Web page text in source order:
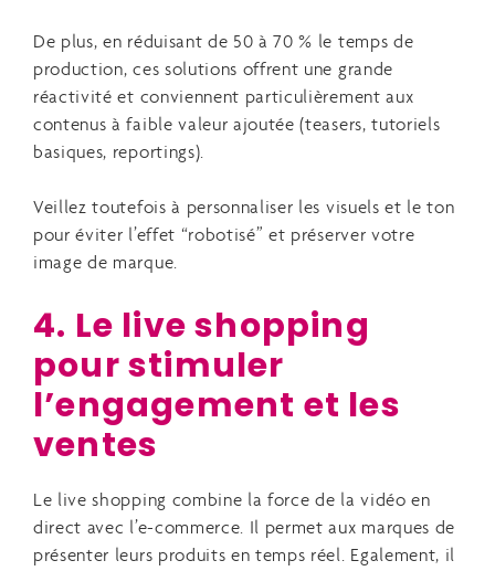
De plus, en réduisant de 50 à 70 % le temps de
production, ces solutions offrent une grande
réactivité et conviennent particulièrement aux
contenus à faible valeur ajoutée (teasers, tutoriels
basiques, reportings).
Veillez toutefois à personnaliser les visuels et le ton
pour éviter l’effet “robotisé” et préserver votre
image de marque.
4. Le live shopping
pour stimuler
l’engagement et les
ventes
Le live shopping combine la force de la vidéo en
direct avec l’e-commerce. Il permet aux marques de
présenter leurs produits en temps réel. Egalement, il